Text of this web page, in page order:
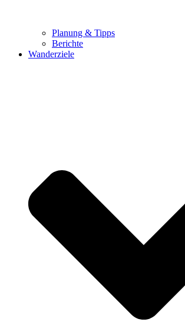
Planung & Tipps
Berichte
Wanderziele